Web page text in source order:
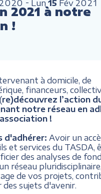
2020 Lun 15 Fév 2021
2021 à notre
!
à domicile, de
financeurs,
re)découvrez l’action
notre réseau en
!
d'adhérer: Avoir un
et services du TASDA,
des analyses de
réseau pluridisciplinaire,
de vos projets,
sujets d'avenir.